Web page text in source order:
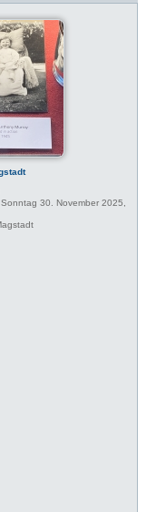
Sonntag 30. November 2025,